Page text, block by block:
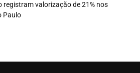
registram valorização de 21% nos
Paulo